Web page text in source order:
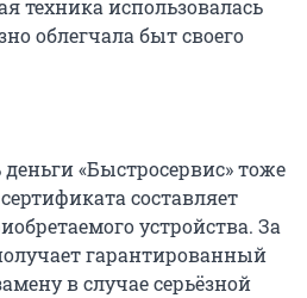
техника использовалась
облегчала быт своего
«Быстросервис» тоже
составляет
устройства. За
гарантированный
в случае серьёзной